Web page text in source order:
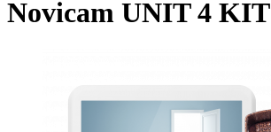
Novicam UNIT 4 KIT